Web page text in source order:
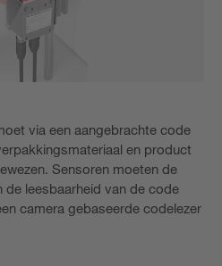
via een aangebrachte code
en product
Sensoren moeten de
leesbaarheid van de code
camera gebaseerde codelezer